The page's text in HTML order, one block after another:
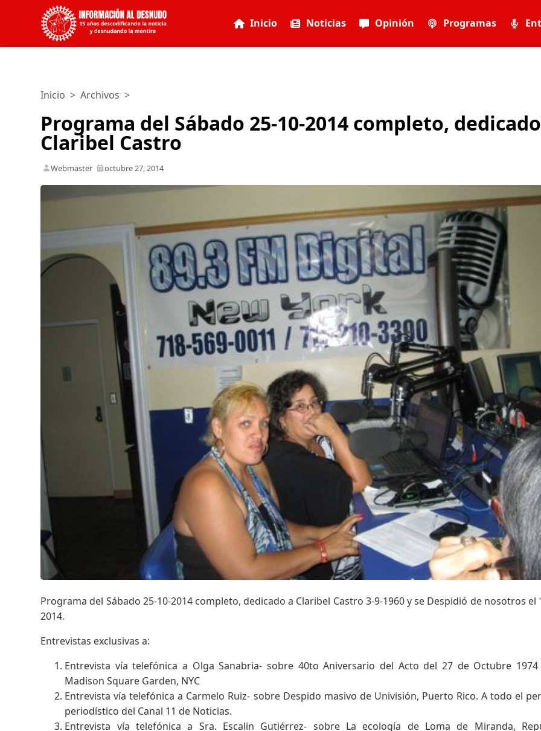
Inicio Noticias Opinión Programas
Inicio >Archivos >
Programa del Sábado 25-10-2014 completo,
Claribel Castro
Webmaster octubre 27, 2014
Programa del Sábado 25-10-2014 completo, dedicado a Claribel Castro 3-9-1960 y se Despidió de nosotros el
2014.
Entrevistas exclusivas a:
Entrevista vía telefónica a Olga Sanabria- sobre 40to Aniversario del Acto del 27 de Octubre
Madison Square Garden, NYC
Entrevista vía telefónica a Carmelo Ruiz- sobre Despido masivo de Univisión, Puerto Rico. A todo el
periodístico del Canal 11 de Noticias.
Entrevista vía telefónica a Sra. Escalin Gutiérrez- sobre La ecología de Loma de Miranda,